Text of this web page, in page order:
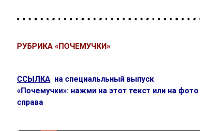
РУБРИКА «ПОЧЕМУЧКИ»
ССЫЛКА на специальльный выпуск
«Почемучки»: нажми на этот текст или на фото
справа